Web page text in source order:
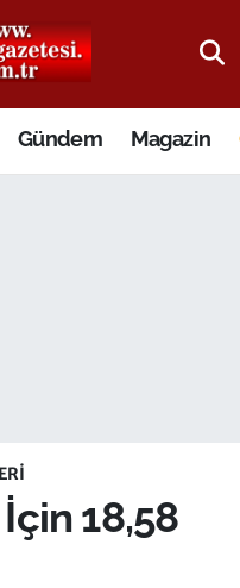
Gündem Magazin
18,58
Haritası
Fikstür